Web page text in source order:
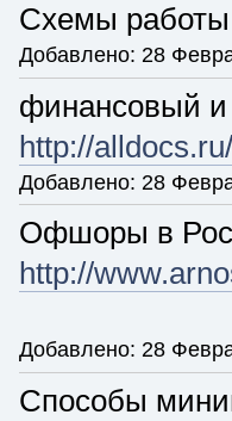
Схемы
Добавлено: 28
финансовый
http://
Добавлено: 28
Офшоры в
http://
Добавлено: 28
Способы